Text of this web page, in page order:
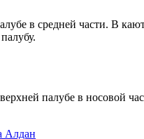
в средней части. В
палубе в носовой